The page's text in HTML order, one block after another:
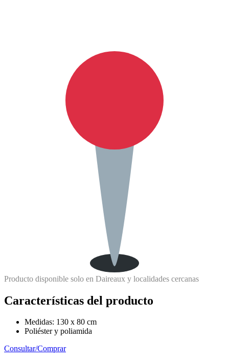
Producto disponible solo en Daireaux y localidades cercanas
Características del producto
Medidas: 130 x 80 cm
Poliéster y poliamida
Consultar/Comprar